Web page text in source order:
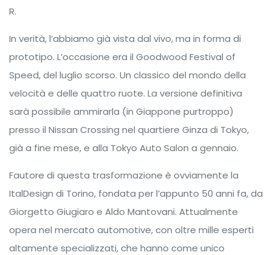
R.
In verità, l’abbiamo già vista dal vivo, ma in forma di
prototipo. L’occasione era il Goodwood Festival of
Speed, del luglio scorso. Un classico del mondo della
velocità e delle quattro ruote. La versione definitiva
sarà possibile ammirarla (in Giappone purtroppo)
presso il Nissan Crossing nel quartiere Ginza di Tokyo,
già a fine mese, e alla Tokyo Auto Salon a gennaio.
Fautore di questa trasformazione è ovviamente la
ItalDesign di Torino, fondata per l’appunto 50 anni fa, da
Giorgetto Giugiaro e Aldo Mantovani. Attualmente
opera nel mercato automotive, con oltre mille esperti
altamente specializzati, che hanno come unico